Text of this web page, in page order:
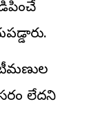
లేదని